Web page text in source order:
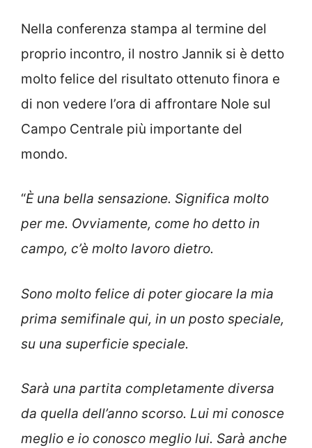
Nella conferenza stampa al termine del
proprio incontro, il nostro Jannik si è detto
molto felice del risultato ottenuto finora e
di non vedere l’ora di affrontare Nole sul
Campo Centrale più importante del
mondo.
“È una bella sensazione. Significa molto
per me. Ovviamente, come ho detto in
campo, c’è molto lavoro dietro.
Sono molto felice di poter giocare la mia
prima semifinale qui, in un posto speciale,
su una superficie speciale.
Sarà una partita completamente diversa
da quella dell’anno scorso. Lui mi conosce
meglio e io conosco meglio lui. Sarà anche